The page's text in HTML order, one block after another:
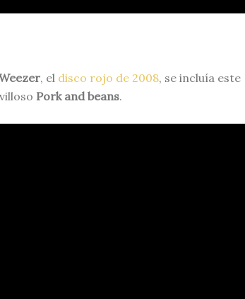
, el disco rojo de 2008, se incluía este
Pork and beans.